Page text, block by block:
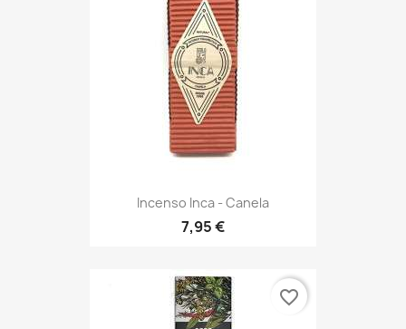
Incenso Inca - Canela
7,95 €
favorite_border